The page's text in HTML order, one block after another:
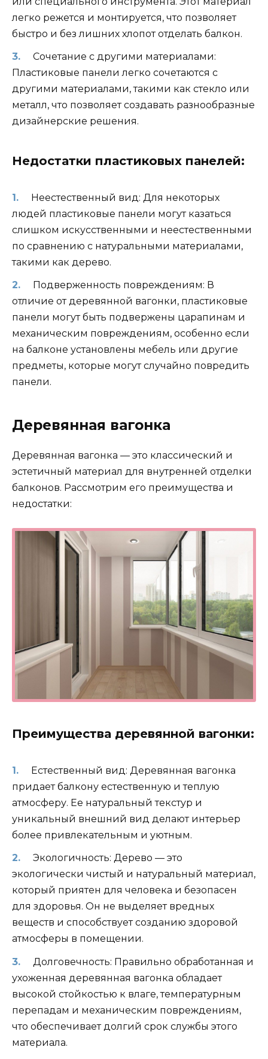
легко режется и монтируется, что позволяет
быстро и без лишних хлопот отделать балкон.
Сочетание с другими материалами:
Пластиковые панели легко сочетаются с
другими материалами, такими как стекло или
металл, что позволяет создавать разнообразные
дизайнерские решения.
Недостатки пластиковых панелей:
Неестественный вид: Для некоторых
людей пластиковые панели могут казаться
слишком искусственными и неестественными
по сравнению с натуральными материалами,
такими как дерево.
Подверженность повреждениям: В
отличие от деревянной вагонки, пластиковые
панели могут быть подвержены царапинам и
механическим повреждениям, особенно если
на балконе установлены мебель или другие
предметы, которые могут случайно повредить
панели.
Деревянная вагонка
Деревянная вагонка — это классический и
эстетичный материал для внутренней отделки
балконов. Рассмотрим его преимущества и
недостатки:
Преимущества деревянной вагонки:
Естественный вид: Деревянная вагонка
придает балкону естественную и теплую
атмосферу. Ее натуральный текстур и
уникальный внешний вид делают интерьер
более привлекательным и уютным.
Экологичность: Дерево — это
экологически чистый и натуральный материал,
который приятен для человека и безопасен
для здоровья. Он не выделяет вредных
веществ и способствует созданию здоровой
атмосферы в помещении.
Долговечность: Правильно обработанная и
ухоженная деревянная вагонка обладает
высокой стойкостью к влаге, температурным
перепадам и механическим повреждениям,
что обеспечивает долгий срок службы этого
материала.